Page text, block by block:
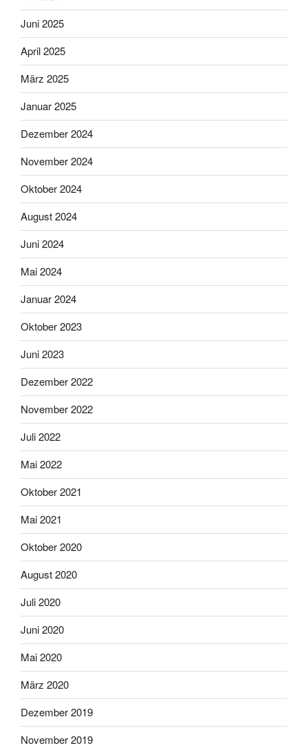
Juni 2025
April 2025
März 2025
Januar 2025
Dezember 2024
November 2024
Oktober 2024
August 2024
Juni 2024
Mai 2024
Januar 2024
Oktober 2023
Juni 2023
Dezember 2022
November 2022
Juli 2022
Mai 2022
Oktober 2021
Mai 2021
Oktober 2020
August 2020
Juli 2020
Juni 2020
Mai 2020
März 2020
Dezember 2019
November 2019